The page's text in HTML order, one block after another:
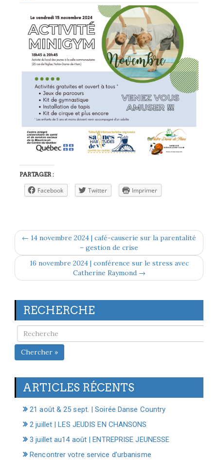
PARTAGER :
Facebook Twitter Imprimer
← 14 novembre 2024 | café-causerie sur la parentalité
– gestion de crise
16 novembre 2024 | conférence sur le stress avec
Catherine Raymond →
RECHERCHE
Chercher »
ARTICLES RÉCENTS
21 août & 25 sept. | Soirée Danse Country
2 juillet | LES JEUDIS EN CHANSONS
3 juillet au14 août | ENTREPRISE JEUNESSE
Rencontrer votre service d’urbanisme